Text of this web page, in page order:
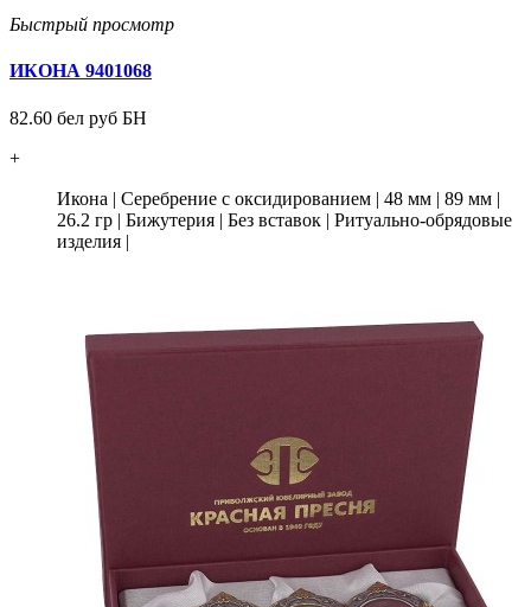
Быстрый просмотр
ИКОНА 9401068
82.60 бел руб БН
+
Икона | Серебрение с оксидированием | 48 мм | 89 мм |
26.2 гр | Бижутерия | Без вставок | Ритуально-обрядовые
изделия |